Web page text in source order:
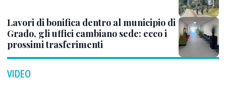
Lavori di bonifica dentro al municipio di
Grado, gli uffici cambiano sede: ecco i
prossimi trasferimenti
VIDEO